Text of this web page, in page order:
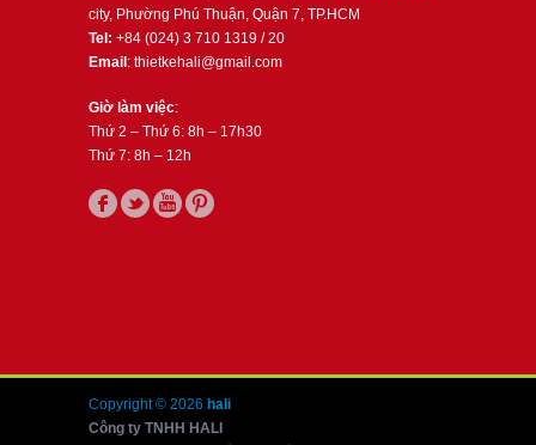
city, Phường Phú Thuận, Quận 7, TP.HCM
Tel: +84 (024) 3 710 1319 / 20
Email: thietkehali@gmail.com
Giờ làm việc:
Thứ 2 – Thứ 6: 8h – 17h30
Thứ 7: 8h – 12h
Copyright © 2026 hali
Công ty TNHH HALI